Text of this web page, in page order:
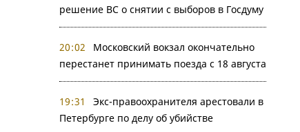
решение ВС о снятии с выборов в Госдуму
20:02
Московский вокзал окончательно
перестанет принимать поезда с 18 августа
19:31
Экс-правоохранителя арестовали в
Петербурге по делу об убийстве